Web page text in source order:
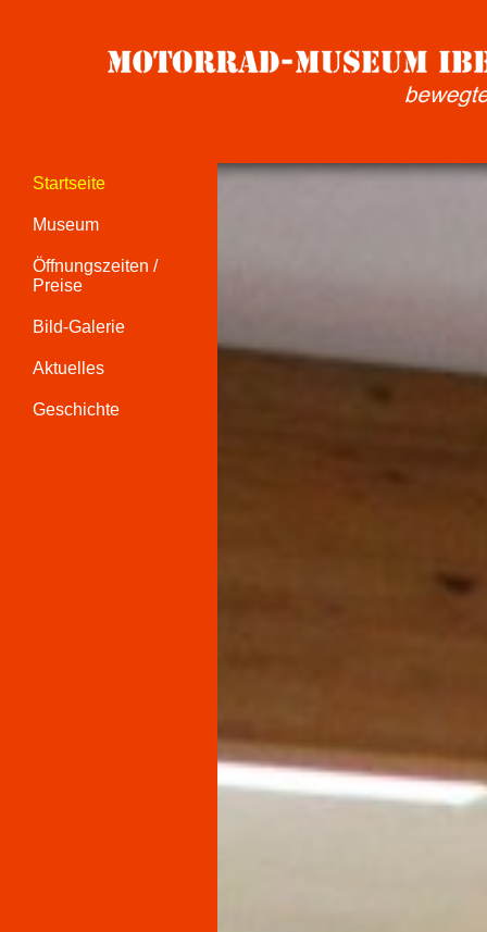
Startseite
Museum
Öffnungszeiten /
Preise
Bild-Galerie
Aktuelles
Geschichte